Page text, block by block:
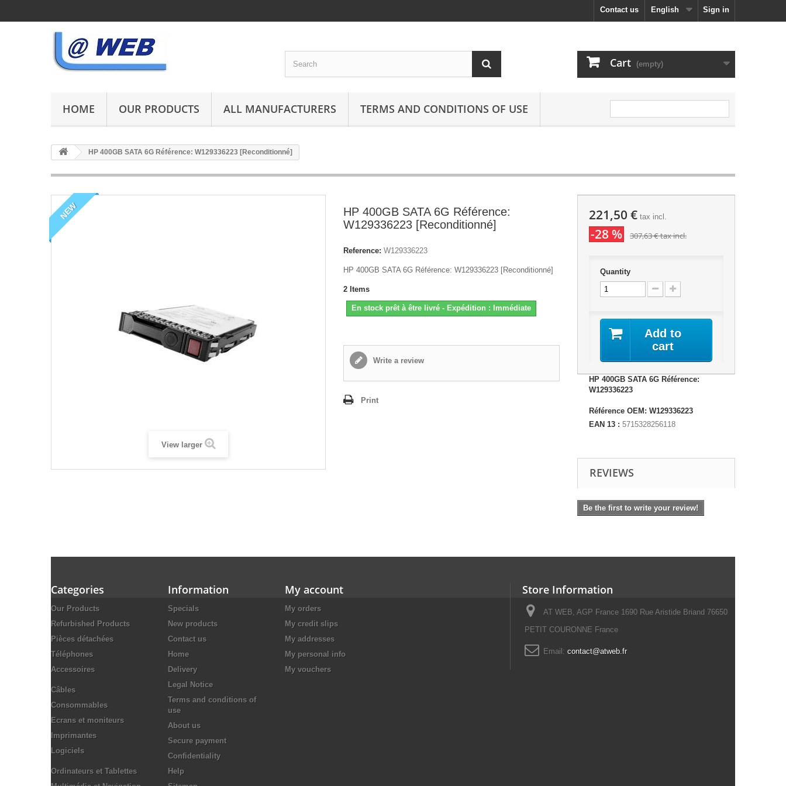
Sign in
English
Contact us
Cart (empty)
HOME OUR PRODUCTS ALL MANUFACTURERS TERMS AND CONDITIONS OF USE
HP 400GB SATA 6G Référence: W129336223 [Reconditionné]
NEW
View larger
HP 400GB SATA 6G Référence:
W129336223 [Reconditionné]
Reference: W129336223
HP 400GB SATA 6G Référence: W129336223 [Reconditionné]
2 Items
En stock prêt à être livré - Expédition : Immédiate
Write a review
Print
221,50 €tax incl.
-28 % 307,63 €tax incl.
Quantity
Add to
cart
HP 400GB SATA 6G Référence:
W129336223
Référence OEM: W129336223
EAN 13 : 5715328256118
REVIEWS
Be the first to write your review!
Categories
Our Products
Refurbished Products
Pièces détachées
Téléphones
Accessoires
Câbles
Consommables
Ecrans et moniteurs
Imprimantes
Logiciels
Ordinateurs et Tablettes
Information
Specials
New products
Contact us
Home
Delivery
Legal Notice
Terms and conditions of
use
About us
Secure payment
Confidentiality
Help
My account
My orders
My credit slips
My addresses
My personal info
My vouchers
Store Information
AT WEB, AGP France 1690 Rue Aristide Briand 76650
PETIT COURONNE France
Email: contact@atweb.fr